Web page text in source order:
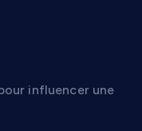
influencer une